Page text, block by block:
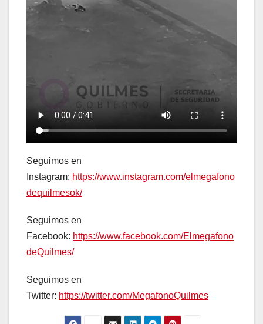
Seguimos en
Instagram: https://www.instagram.com/elmegafono
dequilmesok/
Seguimos en
Facebook: https://www.facebook.com/Elmegafono
deQuilmes/
Seguimos en
Twitter: https://twitter.com/MegafonoQuilmes